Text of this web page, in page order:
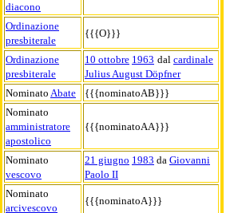
diacono
Ordinazione
presbiterale
{{{O}}}
Ordinazione
presbiterale
10 ottobre 1963 dal cardinale
Julius August Döpfner
Nominato Abate
{{{nominatoAB}}}
Nominato
amministratore
apostolico
{{{nominatoAA}}}
Nominato
vescovo
21 giugno 1983 da Giovanni
Paolo II
Nominato
arcivescovo
{{{nominatoA}}}